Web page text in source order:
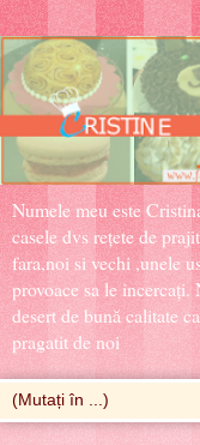
Numele meu este
casele dvs rețete de
fara,noi si vechi ,unele
provoace sa le
desert de bună calitate
pragatit de noi